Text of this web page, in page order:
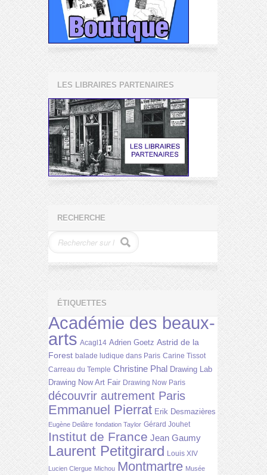
LES LIBRAIRES PARTENAIRES
RECHERCHE
ÉTIQUETTES
Académie des beaux-
arts Acagl14 Adrien Goetz Astrid de la
Forest balade ludique dans Paris Carine Tissot
Carreau du Temple Christine Phal Drawing Lab
Drawing Now Art Fair Drawing Now Paris
découvrir autrement Paris
Emmanuel Pierrat Erik Desmazières
Eugène Delâtre fondation Taylor Gérard Jouhet
Institut de France Jean Gaumy
Laurent Petitgirard Louis XIV
Lucien Clergue Michou Montmartre Musée